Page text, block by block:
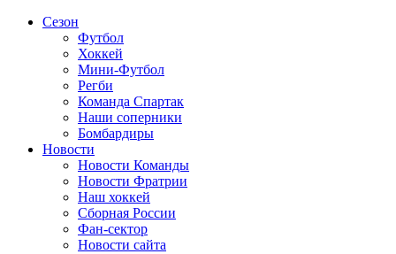
Сезон
Футбол
Хоккей
Мини-Футбол
Регби
Команда Спартак
Наши соперники
Бомбардиры
Новости
Новости Команды
Новости Фратрии
Наш хоккей
Сборная России
Фан-cектор
Новости сайта